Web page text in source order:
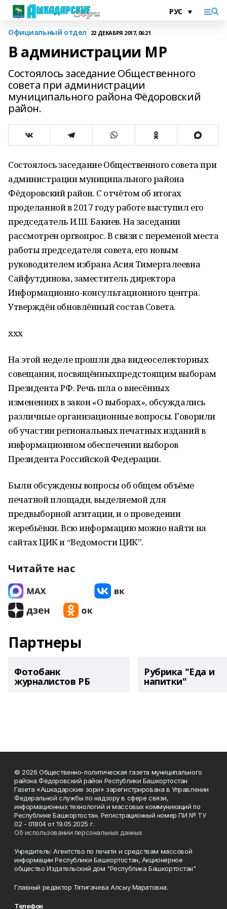
Официальный отдел 22 ДЕКАБРЯ 2017, 06:21
В администрации МР
Состоялось заседание Общественного
совета при администрации
муниципального района Фёдоровский
район.
Состоялось заседание Общественного совета при
администрации муниципального района
Фёдоровский район. С отчётом об итогах
проделанной в 2017 году работе выступил его
председатель И.Ш. Бакиев. На заседании
рассмотрен оргвопрос. В связи с переменой места
работы председателя совета, его новым
руководителем избрана Асия Тимергалеевна
Сайфутдинова, заместитель директора
Информационно-консультационного центра.
Утверждён обновлённый состав Совета.
ххх
На этой неделе прошли два видеоселекторных
совещания, посвящённыхпредстоящим выборам
Президента РФ. Речь шла о внесённых
изменениях в закон «О выборах», обсуждались
различные организационные вопросы. Говорили
об участии региональных печатных изданий в
информационном обеспечении выборов
Президента Российской Федерации.
Были обсуждены вопросы об общем объёме
печатной площади, выделяемой для
предвыборной агитации, и о проведении
жеребьёвки. Всю информацию можно найти на
сайтах ЦИК и “Ведомости ЦИК”.
Читайте нас
Партнеры
Фотобанк
журналистов РБ
Рубрика "Еда и
напитки"
© 2026 Общественно-политическая газета муниципального
района Фёдоровский район Республики Башкортостан
Газета «Ашкадарские зори» зарегистрирована в Управлении
Федеральной службы по надзору в сфере связи,
информационных технологий и массовых коммуникаций по
Республике Башкортостан. Регистрационный номер ПИ № ТУ
02 - 01804 от 19.05.2025 г.
Об использовании персональных данных
Учредитель: Агентство по печати и средствам массовой
информации Республики Башкортостан, Акционерное
общество Издательский дом "Республика Башкортостан"
Главный редактор Тятигачева Алсыу Маратовна.
Телефон